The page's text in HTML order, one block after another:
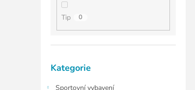
Tip 0
kategorie
Kategorie
Sportovní vybavení